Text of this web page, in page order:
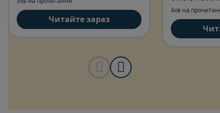
мікроелементах. Розглянемо
список продуктів, що містять
залізо.
Читайте зараз
також
залізо,
підтримує
4хв на